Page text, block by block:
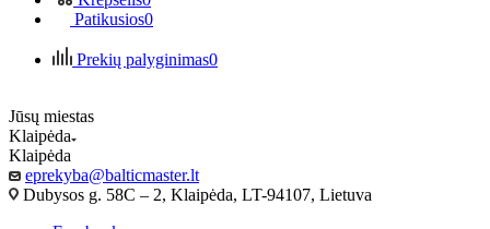
Patikusios0
Prekių palyginimas0
Jūsų miestas
Klaipėda
Klaipėda
eprekyba@balticmaster.lt
Dubysos g. 58C – 2, Klaipėda, LT-94107, Lietuva